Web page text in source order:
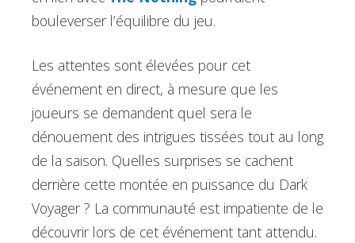
bouleverser l’équilibre du jeu.
Les attentes sont élevées pour cet
événement en direct, à mesure que les
joueurs se demandent quel sera le
dénouement des intrigues tissées tout au long
de la saison. Quelles surprises se cachent
derrière cette montée en puissance du Dark
Voyager ? La communauté est impatiente de le
découvrir lors de cet événement tant attendu.